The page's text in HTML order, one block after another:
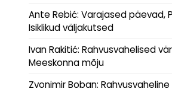
Ante Rebić: Varajased päevad,
Isiklikud väljakutsed
Ivan Rakitić: Rahvusvahelised
Meeskonna mõju
Zvonimir Boban: